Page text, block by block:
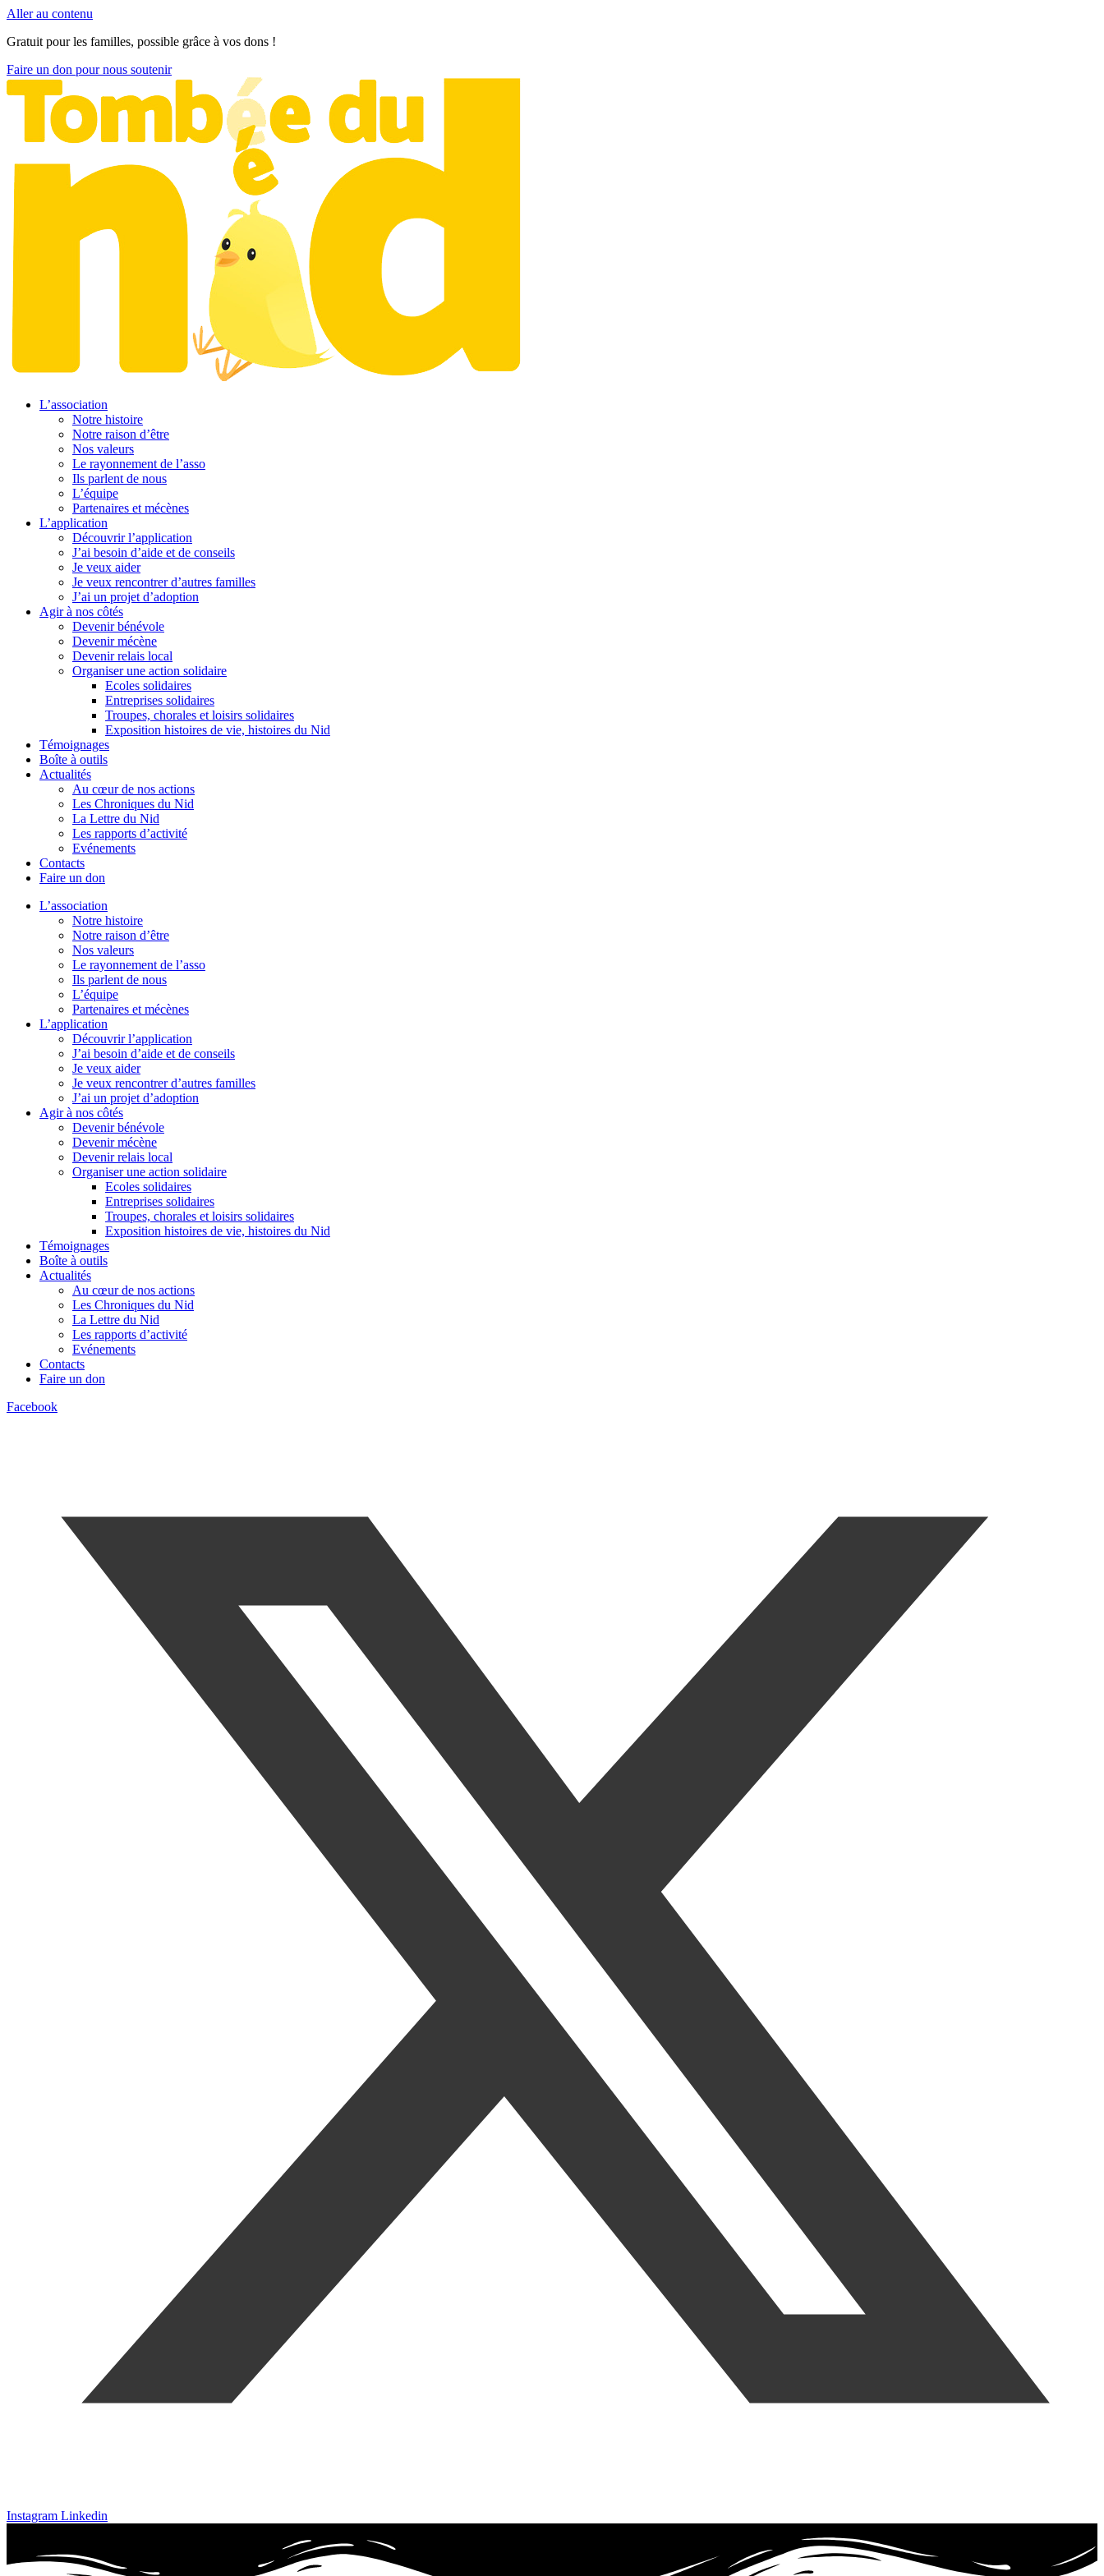
Aller au contenu
Gratuit pour les familles, possible grâce à vos dons !
Faire un don pour nous soutenir
L’association
Notre histoire
Notre raison d’être
Nos valeurs
Le rayonnement de l’asso
Ils parlent de nous
L’équipe
Partenaires et mécènes
L’application
Découvrir l’application
J’ai besoin d’aide et de conseils
Je veux aider
Je veux rencontrer d’autres familles
J’ai un projet d’adoption
Agir à nos côtés
Devenir bénévole
Devenir mécène
Devenir relais local
Organiser une action solidaire
Ecoles solidaires
Entreprises solidaires
Troupes, chorales et loisirs solidaires
Exposition histoires de vie, histoires du Nid
Témoignages
Boîte à outils
Actualités
Au cœur de nos actions
Les Chroniques du Nid
La Lettre du Nid
Les rapports d’activité
Evénements
Contacts
Faire un don
L’association
Notre histoire
Notre raison d’être
Nos valeurs
Le rayonnement de l’asso
Ils parlent de nous
L’équipe
Partenaires et mécènes
L’application
Découvrir l’application
J’ai besoin d’aide et de conseils
Je veux aider
Je veux rencontrer d’autres familles
J’ai un projet d’adoption
Agir à nos côtés
Devenir bénévole
Devenir mécène
Devenir relais local
Organiser une action solidaire
Ecoles solidaires
Entreprises solidaires
Troupes, chorales et loisirs solidaires
Exposition histoires de vie, histoires du Nid
Témoignages
Boîte à outils
Actualités
Au cœur de nos actions
Les Chroniques du Nid
La Lettre du Nid
Les rapports d’activité
Evénements
Contacts
Faire un don
Facebook
Instagram Linkedin